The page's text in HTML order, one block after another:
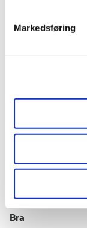
Markedsføring
1 stjerne
Bra